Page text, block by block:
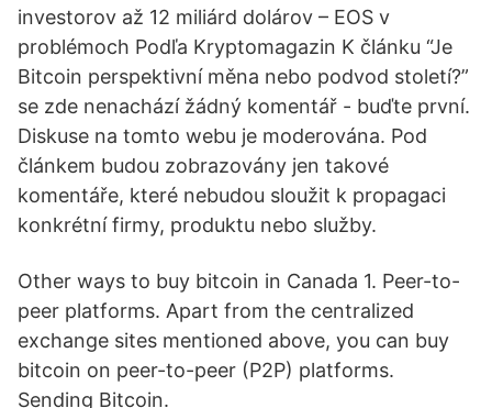
investorov až 12 miliárd dolárov – EOS v
problémoch Podľa Kryptomagazin K článku “Je
Bitcoin perspektivní měna nebo podvod století?”
se zde nenachází žádný komentář - buďte první.
Diskuse na tomto webu je moderována. Pod
článkem budou zobrazovány jen takové
komentáře, které nebudou sloužit k propagaci
konkrétní firmy, produktu nebo služby.
Other ways to buy bitcoin in Canada 1. Peer-to-
peer platforms. Apart from the centralized
exchange sites mentioned above, you can buy
bitcoin on peer-to-peer (P2P) platforms.
Sending Bitcoin.